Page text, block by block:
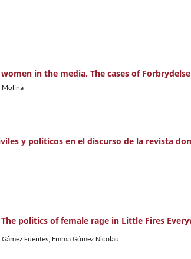
in the media. The cases of
Molina
y políticos en el discurso de la revista
politics of female rage in Little Fires
Fuentes, Emma Gómez Nicolau